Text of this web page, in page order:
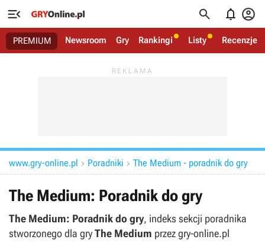
   
PREMIUM Newsroom Gry Rankingi Listy Recenzje
www.gry-online.pl  Poradniki  The Medium - poradnik do gry
The Medium: Poradnik do gry
The Medium: Poradnik do gry, indeks sekcji poradnika
stworzonego dla gryThe Medium przez gry-online.pl